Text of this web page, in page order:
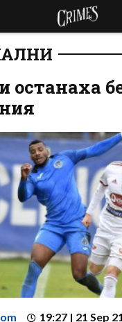
останаха
19:27 | 21 Sep 21